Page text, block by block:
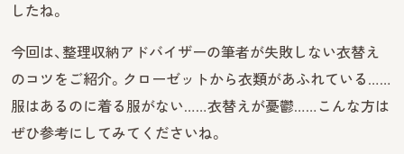
したね。
今回は、整理収納アドバイザーの筆者が失敗しない衣替え
のコツをご紹介。クローゼットから衣類があふれている……
服はあるのに着る服がない……衣替えが憂鬱……こんな方は
ぜひ参考にしてみてくださいね。